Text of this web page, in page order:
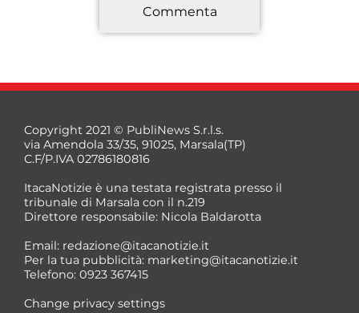
*
*
Commenta
Copyright 2021 © PubliNews S.r.l.s.
via Amendola 33/35, 91025, Marsala(TP)
C.F/P.IVA 02786180816
ItacaNotizie è una testata registrata presso il
tribunale di Marsala con il n.219
Direttore responsabile: Nicola Baldarotta
Email: redazione@itacanotizie.it
Per la tua pubblicità: marketing@itacanotizie.it
Telefono: 0923 367415
Change privacy settings